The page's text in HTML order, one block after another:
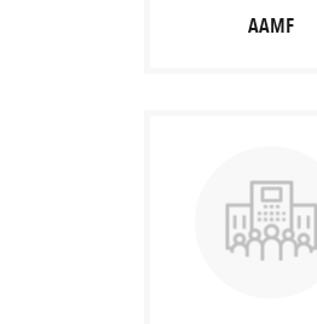
AAMF